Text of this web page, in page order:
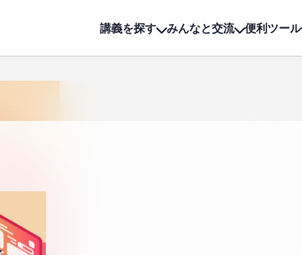
講義を探す みんなと交流 便利ツール